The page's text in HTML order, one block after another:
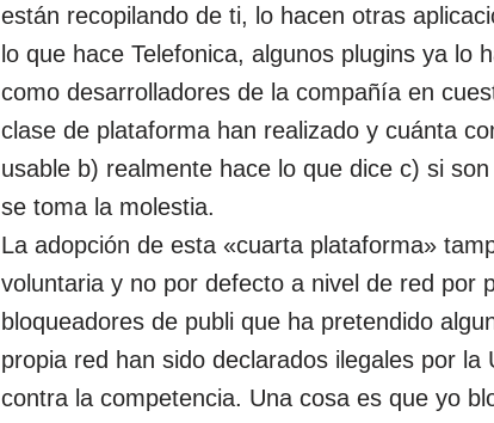
están recopilando de ti, lo hacen otras
lo que hace Telefonica, algunos plugins ya lo
como desarrolladores de la compañía en
clase de plataforma han realizado y cuánta
usable b) realmente hace lo que dice c) si
se toma la molestia.
La adopción de esta «cuarta plataforma»
voluntaria y no por defecto a nivel de red por
bloqueadores de publi que ha pretendido
propia red han sido declarados ilegales por
contra la competencia. Una cosa es que yo